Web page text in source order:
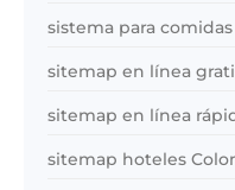
sistema para
sitemap en línea
sitemap en línea
sitemap hoteles